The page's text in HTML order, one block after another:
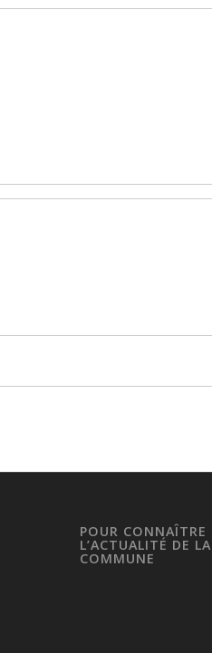
POUR CONNAÎTRE
L’ACTUALITÉ DE LA
COMMUNE